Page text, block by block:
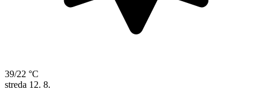
39/22 °C
streda 12. 8.